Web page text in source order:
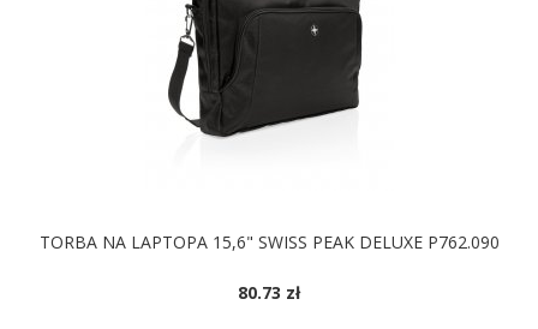
TORBA NA LAPTOPA 15,6" SWISS PEAK DELUXE P762.090
80.73 zł